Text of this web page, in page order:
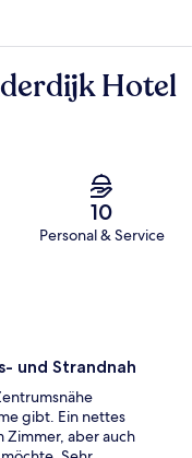
Hotel
10
Personal & Service
und Strandnah
gibt. Ein nettes
Zimmer, aber auch